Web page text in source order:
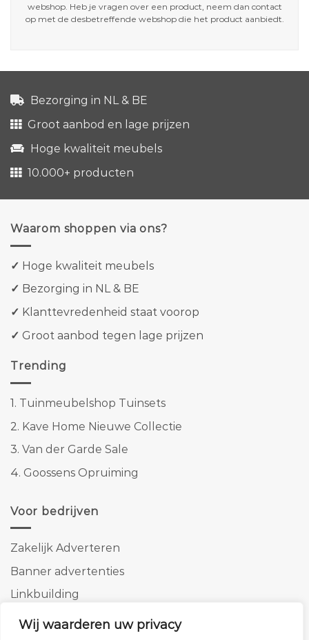
Wij waarderen uw privacy
webshop. Heb je vragen over een product, neem dan contact
op met de desbetreffende webshop die het product aanbiedt.
Bezorging in NL & BE
Groot aanbod en lage prijzen
Hoge kwaliteit meubels
10.000+ producten
Waarom shoppen via ons?
✓ Hoge kwaliteit meubels
✓ Bezorging in NL & BE
✓ Klanttevredenheid staat voorop
✓ Groot aanbod tegen lage prijzen
Trending
1. Tuinmeubelshop Tuinsets
2. Kave Home Nieuwe Collectie
3. Van der Garde Sale
4. Goossens Opruiming
Voor bedrijven
Zakelijk Adverteren
Banner advertenties
Linkbuilding
SEO copywriting